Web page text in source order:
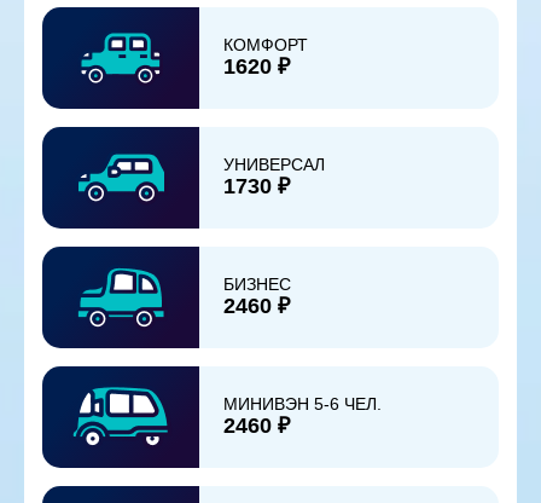
КОМФОРТ
1620 ₽
УНИВЕРСАЛ
1730 ₽
БИЗНЕС
2460 ₽
МИНИВЭН 5-6 ЧЕЛ.
2460 ₽